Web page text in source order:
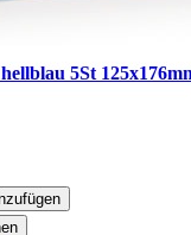
5St